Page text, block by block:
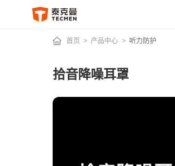
首页 > 产品中心 > 听力防护
拾音降噪耳罩